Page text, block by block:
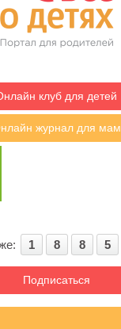
клуб для детей
журнал для мам
1 8 8 5
Подписаться